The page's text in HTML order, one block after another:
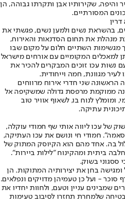
שקירותיו אבן ותקרתו גבוהה, הן
המסורתיים.
בהשראת נשים ולמען נשים, פגשתי את
מנהלת את תחום הסדנאות והאירוח,
מגשימות השתיים חלום על מקום שבו
למאכלים המקומיים עם אורחים מישראל
נשות עכו זוכים המבקרים להכיר את
מגוונת, חמה וייחודית.
שני חדרי אירוח מרווחים
ממוקמת מרפסת גדולה שמשקיפה אל
ומומלץ לנוח בו, לשאוף אוויר טוב
עתיקה.
של עכו ליווה אותי שף חמודי עוקלה,
חמודי חי ונושם את עכו העתיקה,
בה. אחד מהם הוא הקיוסק המתוק של
ביתית ומהקינוח "לילות ביירות".
ססגוני בשוק.
ומגישה בחן את יצירותיה המתוקות. הן
סוכר - ועל כן טעמיהן מדויקים ונפלאים.
שמבינים עניין וטעם, ולחוות יחדיו את
שלמחרת תחזרו לסיבוב טעימות